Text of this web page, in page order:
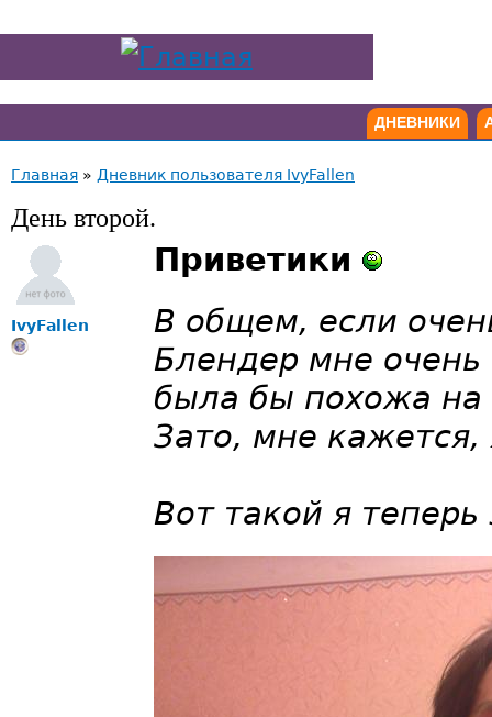
ДНЕВНИКИ
Главная » Дневник пользователя IvyFallen
День второй.
IvyFallen
Приветики
В общем, если
Блендер мне очень
была бы похожа на
Зато, мне
Вот такой я теперь